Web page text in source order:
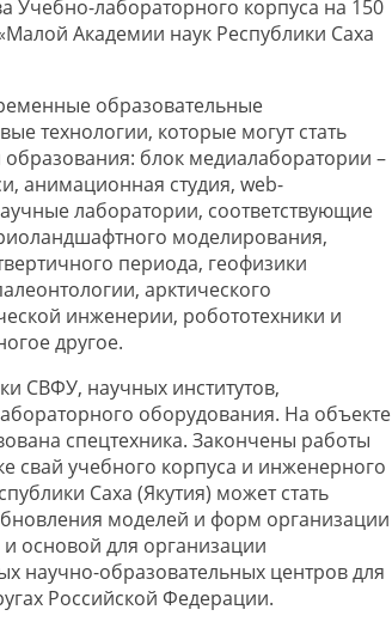
Учебно-лабораторного корпуса на 150
Академии наук Республики Саха
образовательные
технологии, которые могут стать
блок медиалаборатории –
анимационная студия, web-
лаборатории, соответствующие
моделирования,
периода, геофизики
арктического
инженерии, робототехники и
другое.
СВФУ, научных институтов,
оборудования. На объекте
спецтехника. Закончены работы
свай учебного корпуса и инженерного
Саха (Якутия) может стать
моделей и форм организации
основой для организации
научно-образовательных центров для
Российской Федерации.